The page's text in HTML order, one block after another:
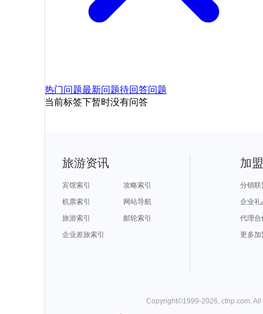
热门问题最新问题待回答问题
当前标签下暂时没有问答
旅游资讯
宾馆索引
攻略索引
机票索引
网站导航
旅游索引
邮轮索引
企业差旅索引
加
分销联
企业礼
代理合
更多加
Copyright©1999-2026, ctrip.com.